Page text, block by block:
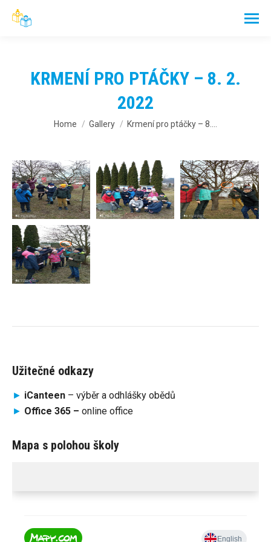
KRMENÍ PRO PTÁČKY – 8. 2.
2022
You are here:
Home Gallery Krmení pro ptáčky – 8.…
Užitečné odkazy
► iCanteen – výběr a odhlášky obědů
► Office 365 – online office
Mapa s polohou školy